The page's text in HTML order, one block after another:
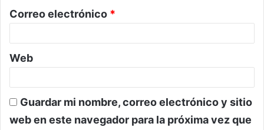
o
*
Correo electrónico *
Web
Guardar mi nombre, correo electrónico y sitio
web en este navegador para la próxima vez que